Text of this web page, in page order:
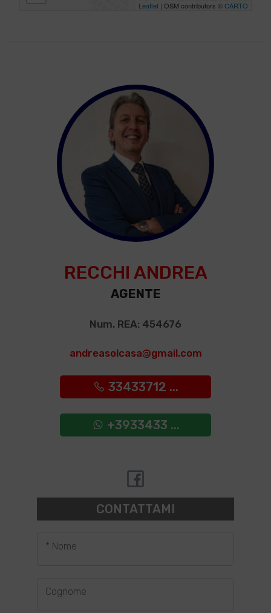
Leaflet| OSM contributors ©CARTO
RECCHI ANDREA
AGENTE
Num. REA: 454676
andreasolcasa@gmail.com
33433712 ...
+3933433 ...
CONTATTAMI
* Nome
Cognome